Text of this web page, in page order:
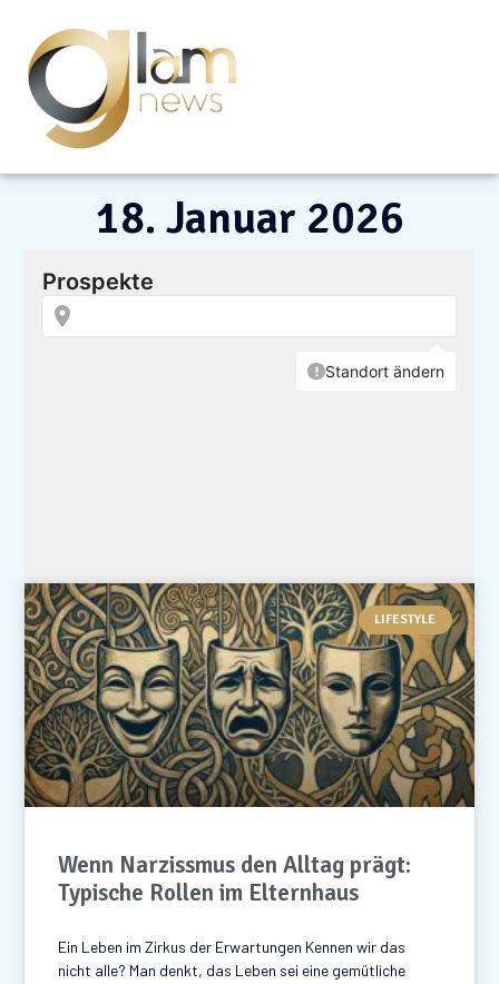
18. Januar 2026
LIFESTYLE
Wenn Narzissmus den Alltag prägt:
Typische Rollen im Elternhaus
Ein Leben im Zirkus der Erwartungen Kennen wir das
nicht alle? Man denkt, das Leben sei eine gemütliche